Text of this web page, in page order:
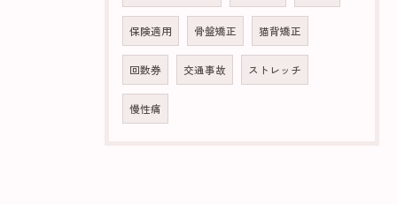
保険適用 骨盤矯正 猫背矯正
回数券 交通事故 ストレッチ
慢性痛